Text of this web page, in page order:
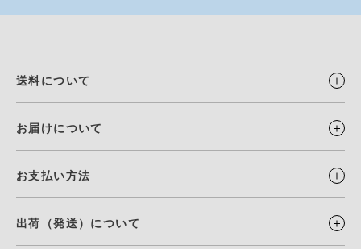
送料について
お届けについて
お支払い方法
出荷（発送）について